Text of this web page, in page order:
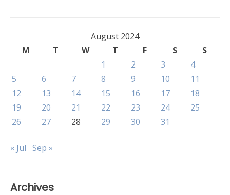
August 2024
M
T W T F S
S
1
2 3
4
5
6 7 8 9 10
11
12
13 14 15 16 17
18
19
20 21 22 23 24
25
26
27 28 29 30 31
« Jul Sep »
Archives